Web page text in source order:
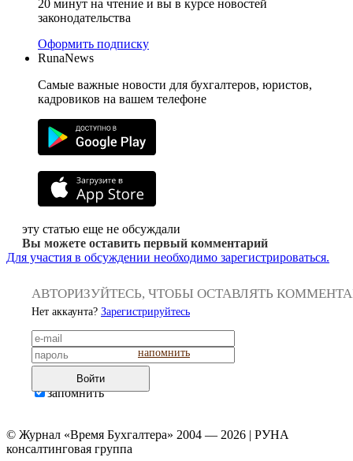
20 минут на чтение и вы в курсе новостей
законодательства
Оформить подписку
RunaNews
Самые важные новости для бухгалтеров, юристов,
кадровиков на вашем телефоне
эту статью еще не обсуждали
Вы можете оставить первый комментарий
Для участия в обсуждении необходимо зарегистрироваться.
АВТОРИЗУЙТЕСЬ, ЧТОБЫ ОСТАВЛЯТЬ
Нет аккаунта? Зарегистрируйтесь
напомнить
Войти
запомнить
© Журнал «Время Бухгалтера» 2004 — 2026 | РУНА
консалтинговая группа